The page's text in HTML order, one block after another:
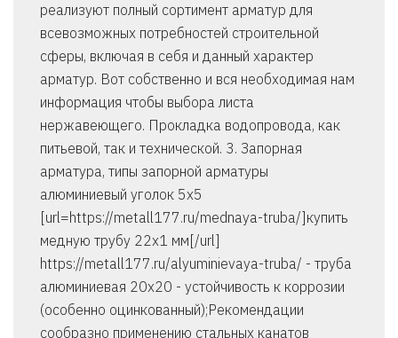
реализуют полный сортимент арматур для
всевозможных потребностей строительной
сферы, включая в себя и данный характер
арматур. Вот собственно и вся необходимая нам
информация чтобы выбора листа
нержавеющего. Прокладка водопровода, как
питьевой, так и технической. 3. Запорная
арматура, типы запорной арматуры
алюминиевый уголок 5х5
[url=https://metall177.ru/mednaya-truba/]купить
медную трубу 22х1 мм[/url]
https://metall177.ru/alyuminievaya-truba/ - труба
алюминиевая 20х20 - устойчивость к коррозии
(особенно оцинкованный);Рекомендации
сообразно применению стальных канатов